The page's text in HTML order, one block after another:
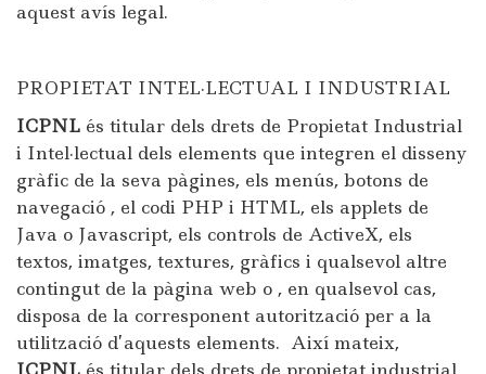
aquest avís legal.
PROPIETAT INTEL·LECTUAL I INDUSTRIAL
ICPNL és titular dels drets de Propietat Industrial
i Intel·lectual dels elements que integren el disseny
gràfic de la seva pàgines, els menús, botons de
navegació , el codi PHP i HTML, els applets de
Java o Javascript, els controls de ActiveX, els
textos, imatges, textures, gràfics i qualsevol altre
contingut de la pàgina web o , en qualsevol cas,
disposa de la corresponent autorització per a la
utilització d’aquests elements. Així mateix,